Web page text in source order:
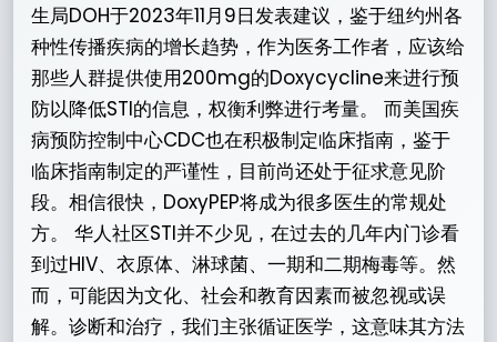
生局DOH于2023年11月9日发表建议，鉴于纽约州各
种性传播疾病的增长趋势，作为医务工作者，应该给
那些人群提供使用200mg的Doxycycline来进行预
防以降低STI的信息，权衡利弊进行考量。 而美国疾
病预防控制中心CDC也在积极制定临床指南，鉴于
临床指南制定的严谨性，目前尚还处于征求意见阶
段。相信很快，DoxyPEP将成为很多医生的常规处
方。 华人社区STI并不少见，在过去的几年内门诊看
到过HIV、衣原体、淋球菌、一期和二期梅毒等。然
而，可能因为文化、社会和教育因素而被忽视或误
解。诊断和治疗，我们主张循证医学，这意味其方法